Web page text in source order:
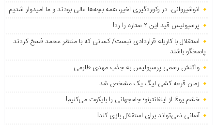
انوشیروانی: در رکوردگیری اخیر، همه بچه‌ها عالی بودند و ما امیدوار شدیم
پرسپولیس قید این ۲ ستاره را زد!
استقلال با کاریله قراردادی نبست/ کسانی که با منتظر محمد فسخ کردند
پاسخگو باشند
واکنش رسمی پرسپولیس به جذب مهدی طارمی
زمان قرعه کشی لیگ یک مشخص شد
خشم یوفا از اینفانتینو؛ جام‌جهانی را بایکوت می‌کنیم!
آسانی نمی‌تواند برای استقلال بازی کند!